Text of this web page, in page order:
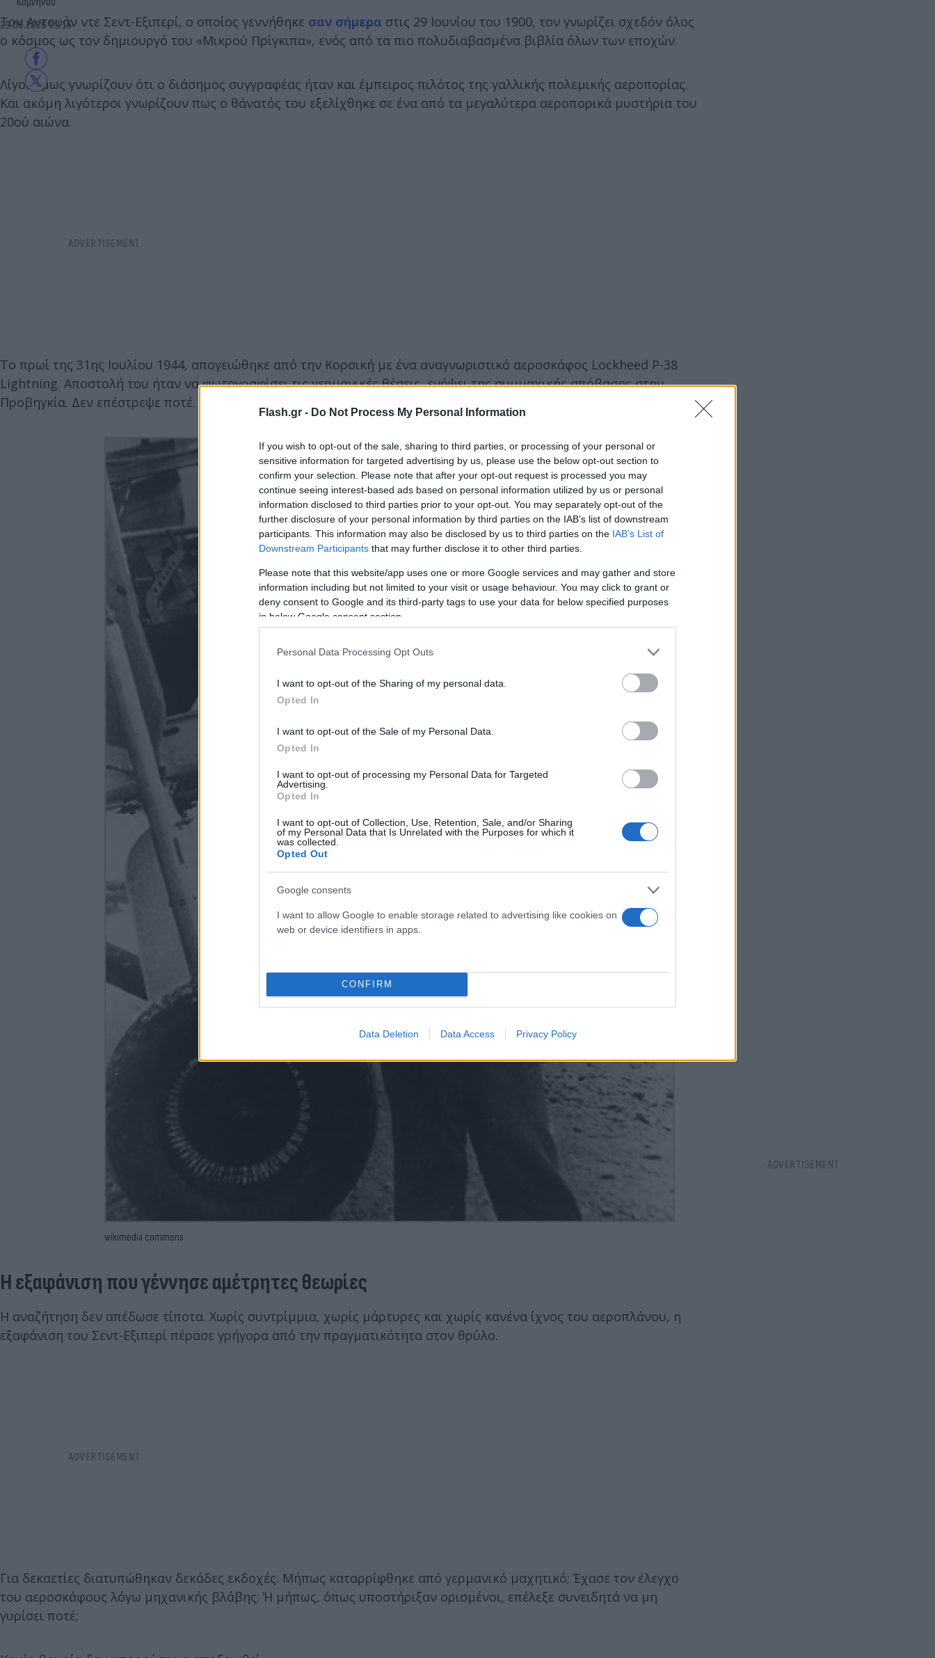
Flash.gr - Do Not Process My Personal Information
If you wish to opt-out of the sale, sharing to third parties, or processing of your personal or
sensitive information for targeted advertising by us, please use the below opt-out section to
confirm your selection. Please note that after your opt-out request is processed you may
continue seeing interest-based ads based on personal information utilized by us or personal
information disclosed to third parties prior to your opt-out. You may separately opt-out of the
further disclosure of your personal information by third parties on the IAB’s list of downstream
participants. This information may also be disclosed by us to third parties on the IAB’s List of
Downstream Participants that may further disclose it to other third parties.
Please note that this website/app uses one or more Google services and may gather and store
information including but not limited to your visit or usage behaviour. You may click to grant or
deny consent to Google and its third-party tags to use your data for below specified purposes
in below Google consent section.
Personal Data Processing Opt Outs
I want to opt-out of the Sharing of my personal data.
Opted In
I want to opt-out of the Sale of my Personal Data.
Opted In
I want to opt-out of processing my Personal Data for Targeted
Advertising.
Opted In
I want to opt-out of Collection, Use, Retention, Sale, and/or Sharing
of my Personal Data that Is Unrelated with the Purposes for which it
was collected.
Opted Out
Google consents
I want to allow Google to enable storage related to advertising like cookies on
web or device identifiers in apps.
CONFIRM
Data Deletion Data Access Privacy Policy
29.06.2026 09:15
Τον Αντουάν ντε Σεντ-Εξιπερί, ο οποίος γεννήθηκε σαν σήμερα στις 29 Ιουνίου του 1900, τον γνωρίζει σχεδόν όλος
ο κόσμος ως τον δημιουργό του «Μικρού Πρίγκιπα», ενός από τα πιο πολυδιαβασμένα βιβλία όλων των εποχών.
Λίγοι όμως γνωρίζουν ότι ο διάσημος συγγραφέας ήταν και έμπειρος πιλότος της γαλλικής πολεμικής αεροπορίας.
Και ακόμη λιγότεροι γνωρίζουν πως ο θάνατός του εξελίχθηκε σε ένα από τα μεγαλύτερα αεροπορικά μυστήρια του
20ού αιώνα.
Το πρωί της 31ης Ιουλίου 1944, απογειώθηκε από την Κορσική με ένα αναγνωριστικό αεροσκάφος Lockheed P-38
Lightning. Αποστολή του ήταν να φωτογραφίσει τις γερμανικές θέσεις, ενόψει της συμμαχικής απόβασης στην
Προβηγκία. Δεν επέστρεψε ποτέ.
wikimedia commons
Η εξαφάνιση που γέννησε αμέτρητες θεωρίες
Η αναζήτηση δεν απέδωσε τίποτα. Χωρίς συντρίμμια, χωρίς μάρτυρες και χωρίς κανένα ίχνος του αεροπλάνου, η
εξαφάνιση του Σεντ-Εξιπερί πέρασε γρήγορα από την πραγματικότητα στον θρύλο.
Για δεκαετίες διατυπώθηκαν δεκάδες εκδοχές. Μήπως καταρρίφθηκε από γερμανικό μαχητικό; Έχασε τον έλεγχο
του αεροσκάφους λόγω μηχανικής βλάβης; Ή μήπως, όπως υποστήριξαν ορισμένοι, επέλεξε συνειδητά να μη
γυρίσει ποτέ;